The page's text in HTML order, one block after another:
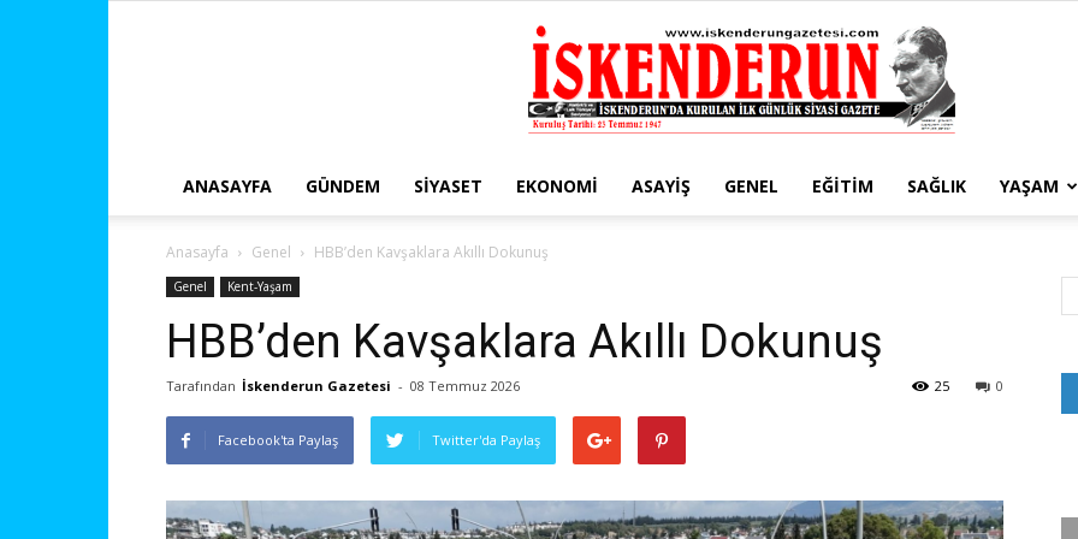
ANASAYFA GÜNDEM SIYASET EKONOMI ASAYIŞ GENEL EĞITIM SAĞLIK YAŞAM
Anasayfa Genel HBB’den Kavşaklara Akıllı Dokunuş
Genel Kent-Yaşam
HBB’den Kavşaklara Akıllı Dokunuş
Tarafından İskenderun Gazetesi - 08 Temmuz 2026 0
25
Facebook'ta Paylaş Twitter'da Paylaş